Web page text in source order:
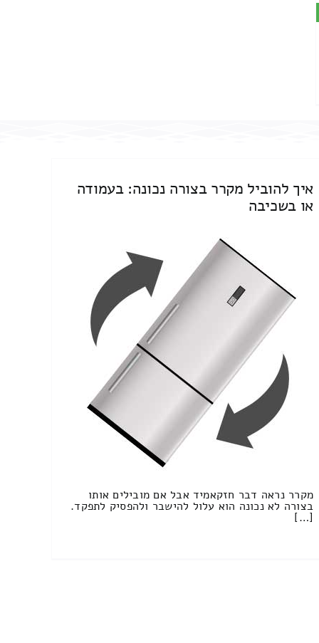
איך להוביל מקרר בצורה נכונה: בעמודה
או בשכיבה
מקרר נראה דבר חזקאמיד אבל אם מובילים אותו
בצורה לא נכונה הוא עלול להישבר ולהפסיק לתפקד.
[…]